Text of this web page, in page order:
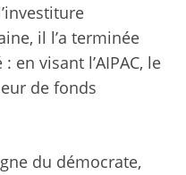
il l’a terminée
visant l’AIPAC, le
de fonds
du démocrate,